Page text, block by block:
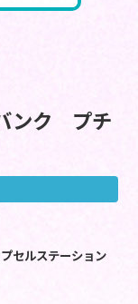
ンク プチ
セルステーション